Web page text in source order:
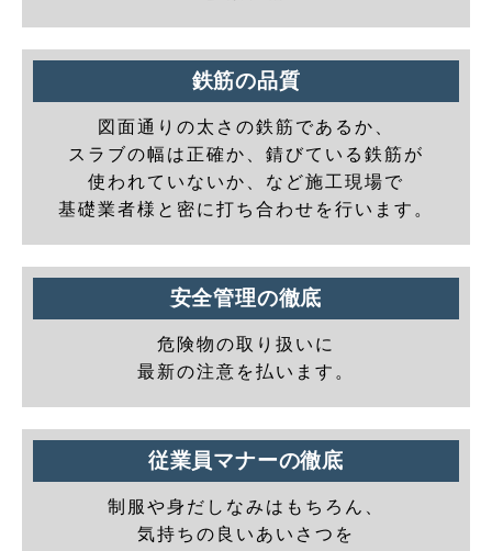
鉄筋の品質
図面通りの太さの鉄筋であるか、
スラブの幅は正確か、錆びている鉄筋が
使われていないか、など施工現場で
基礎業者様と密に打ち合わせを行います。
安全管理の徹底
危険物の取り扱いに
最新の注意を払います。
従業員マナーの徹底
制服や身だしなみはもちろん、
気持ちの良いあいさつを